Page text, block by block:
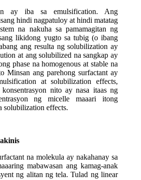
ay iba sa emulsification. Ang
hindi nagpatuloy at hindi matatag
na nakuha sa pamamagitan ng
likidong yugto sa tubig (o ibang
ang resulta ng solubilization ay
at ang solubilized na sangkap ay
phase na homogenous at stable na
Minsan ang parehong surfactant ay
at solubilization effects,
nito ay nasa itaas ng
ng micelle maaari itong
solubilization effects.
na molekula ay nakahanay sa
mabawasan ang kamag-anak
ng alitan ng tela. Tulad ng linear